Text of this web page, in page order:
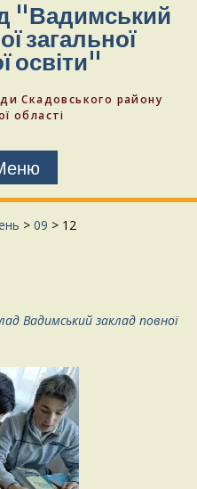
"Вадимський
загальної
освіти"
Скадовського району
області
> 09 > 12
Вадимський заклад повної